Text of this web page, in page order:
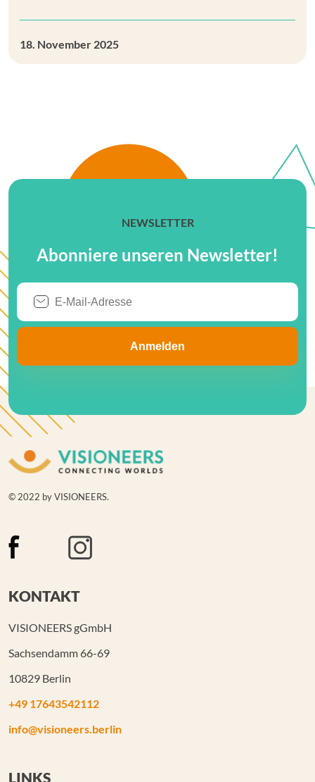
18. November 2025
NEWSLETTER
Abonniere unseren Newsletter!
© 2022 by VISIONEERS.
KONTAKT
VISIONEERS gGmbH
Sachsendamm 66-69
10829 Berlin
+49 17643542112
info@visioneers.berlin
LINKS